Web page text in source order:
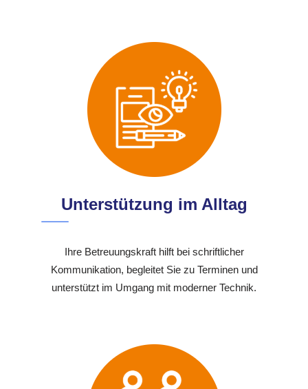
Unterstützung im Alltag
Ihre Betreuungskraft hilft bei schriftlicher
Kommunikation, begleitet Sie zu Terminen und
unterstützt im Umgang mit moderner Technik.